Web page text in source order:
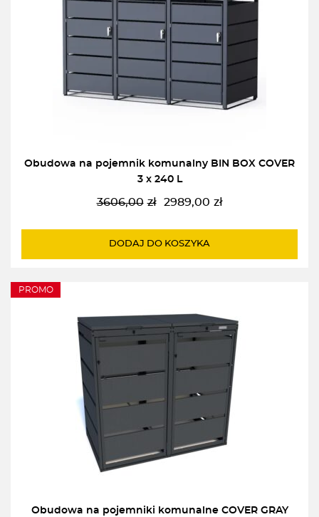
Obudowa na pojemnik komunalny BIN BOX COVER
3 x 240 L
3606,00 zł
Pierwotna
wynosiła:
2989,00 zł
Aktualna
wynosi:
DODAJ DO KOSZYKA
PROMO
Obudowa na pojemniki komunalne COVER GRAY